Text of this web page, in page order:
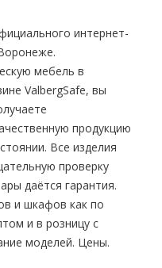
интернет-
мебель в
ValbergSafe, вы
продукцию
Все изделия
проверку
даётся гарантия.
и шкафов как по
и в розницу с
моделей. Цены.